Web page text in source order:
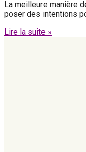
La meilleure manière
poser des intentions
Lire la suite »